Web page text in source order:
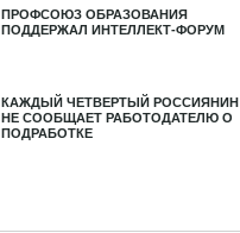
ПРОФСОЮЗ ОБРАЗОВАНИЯ
ПОДДЕРЖАЛ ИНТЕЛЛЕКТ-ФОРУМ
КАЖДЫЙ ЧЕТВЕРТЫЙ РОССИЯНИН
НЕ СООБЩАЕТ РАБОТОДАТЕЛЮ О
ПОДРАБОТКЕ